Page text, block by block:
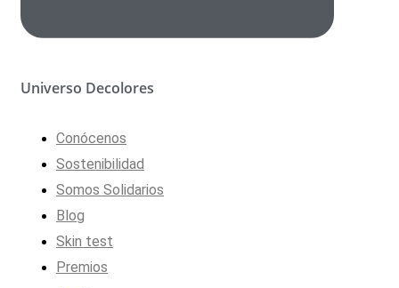
Universo Decolores
Conócenos
Sostenibilidad
Somos Solidarios
Blog
Skin test
Premios